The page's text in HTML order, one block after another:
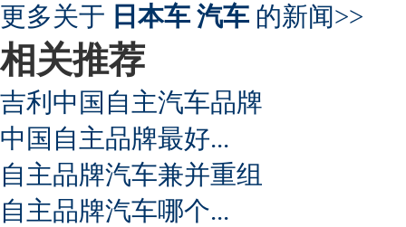
更多关于 日本车 汽车 的新闻>>
相关推荐
吉利中国自主汽车品牌
中国自主品牌最好...
自主品牌汽车兼并重组
自主品牌汽车哪个...